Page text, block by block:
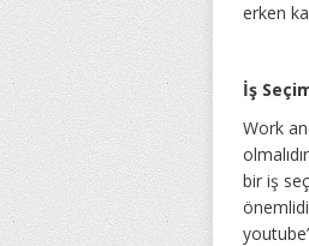
erken
İş
Work
bir iş